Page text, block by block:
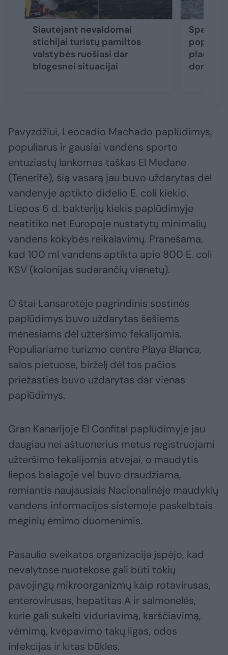
Siautėjant nevaldomai
stichijai turistų pamiltos
valstybės ruošiasi dar
blogesnei situacijai
Pavyzdžiui, Leocadio Machado paplūdimys,
populiarus ir gausiai vandens sporto
entuziastų lankomas taškas El Medane
(Tenerifė), šią vasarą jau buvo uždarytas dėl
vandenyje aptikto didelio E. coli kiekio.
Liepos 6 d. bakterijų kiekis paplūdimyje
neatitiko net Europoje nustatytų minimalių
vandens kokybės reikalavimų. Pranešama,
kad 100 ml vandens aptikta apie 800 E. coli
KSV (kolonijas sudarančių vienetų).
O štai Lansarotėje pagrindinis sostinės
paplūdimys buvo uždarytas šešiems
mėnesiams dėl užteršimo fekalijomis.
Populiariame turizmo centre Playa Blanca,
salos pietuose, birželį dėl tos pačios
priežasties buvo uždarytas dar vienas
paplūdimys.
Gran Kanarijoje El Confital paplūdimyje jau
daugiau nei aštuonerius metus registruojami
užteršimo fekalijomis atvejai, o maudytis
liepos baiagoje vėl buvo draudžiama,
remiantis naujausiais Nacionalinėje maudyklų
vandens informacijos sistemoje paskelbtais
mėginių ėmimo duomenimis.
Pasaulio sveikatos organizacija įspėjo, kad
nevalytose nuotekose gali būti tokių
pavojingų mikroorganizmų kaip rotavirusas,
enterovirusas, hepatitas A ir salmonelės,
kurie gali sukelti viduriavimą, karščiavimą,
vėmimą, kvėpavimo takų ligas, odos
infekcijas ir kitas būkles.